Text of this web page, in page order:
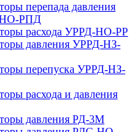
перепада давления
РПД
расхода УРРД-НО-РР
давления УРРД-НЗ-
перепуска УРРД-НЗ-
расхода и давления
давления РД-3М